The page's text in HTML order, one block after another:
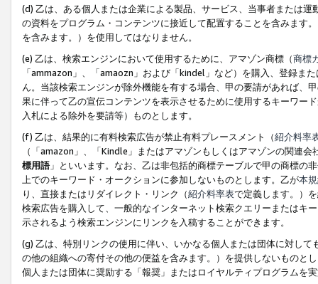
(d) 乙は、ある個人または企業による製品、サービス、当事者または
の資料をプログラム・コンテンツに接近して配置することを含みます
を含みます。）を使用してはなりません。
(e) 乙は、検索エンジンにおいて使用するために、アマゾン商標（商標
「ammazon」、「amaozn」および「kindel」など）を購入、登録ま
ん。当該検索エンジンが除外機能を有する場合、甲の要請があれば、
果に伴って乙の宣伝コンテンツを表示させるために使用するキーワー
入札による除外を要請等）ものとします。
(f) 乙は、結果的に有料検索広告が禁止有料プレースメント（紹介料率
（「amazon」、「Kindle」またはアマゾンもしくはアマゾンの関連
標用語」といいます。なお、乙は非包括的商標テーブルで甲の商標の
上でのキーワード・オークションに参加しないものとします。乙が本
り、直接またはリダイレクト・リンク（紹介料率表で定義します。）
検索広告を購入して、一般的なインターネット検索クエリーまたはキ
示されるよう検索エンジンにリンクを入稿することができます。
(g) 乙は、特別リンクの使用に伴い、いかなる個人または団体に対し
の他の組織への寄付その他の便益を含みます。）を提供しないものと
個人または団体に奨励する「報奨」またはロイヤルティプログラムを